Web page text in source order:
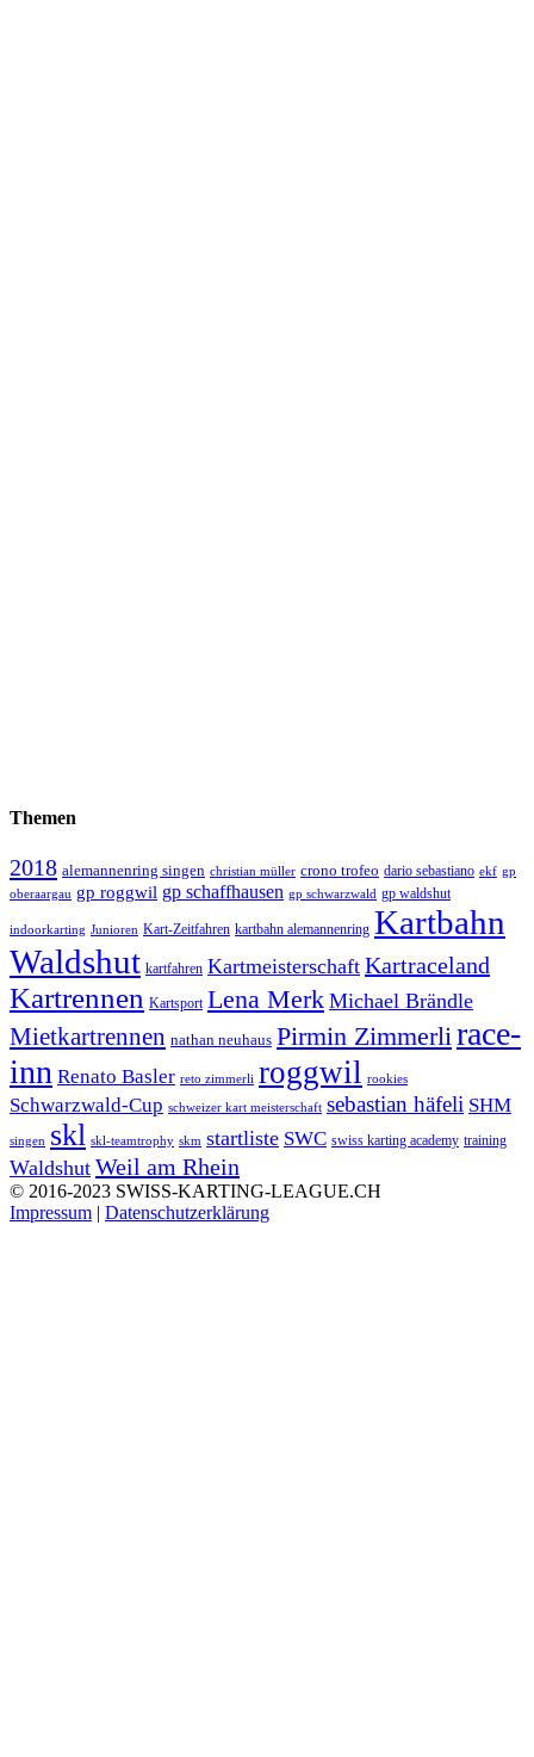
Themen
2018 alemannenring singen christian müller crono trofeo dario sebastiano ekf gp
oberaargau gp roggwil gp schaffhausen gp schwarzwald gp waldshut
indoorkarting Junioren Kart-Zeitfahren kartbahn alemannenring Kartbahn
Waldshut kartfahren Kartmeisterschaft Kartraceland
Kartrennen Kartsport Lena Merk Michael Brändle
Mietkartrennen nathan neuhaus Pirmin Zimmerlirace-
inn Renato Basler reto zimmerli roggwil rookies
Schwarzwald-Cup schweizer kart meisterschaft sebastian häfeli SHM
singen skl skl-teamtrophy skm startliste SWC swiss karting academy training
Waldshut Weil am Rhein
© 2016-2023 SWISS-KARTING-LEAGUE.CH
Impressum | Datenschutzerklärung